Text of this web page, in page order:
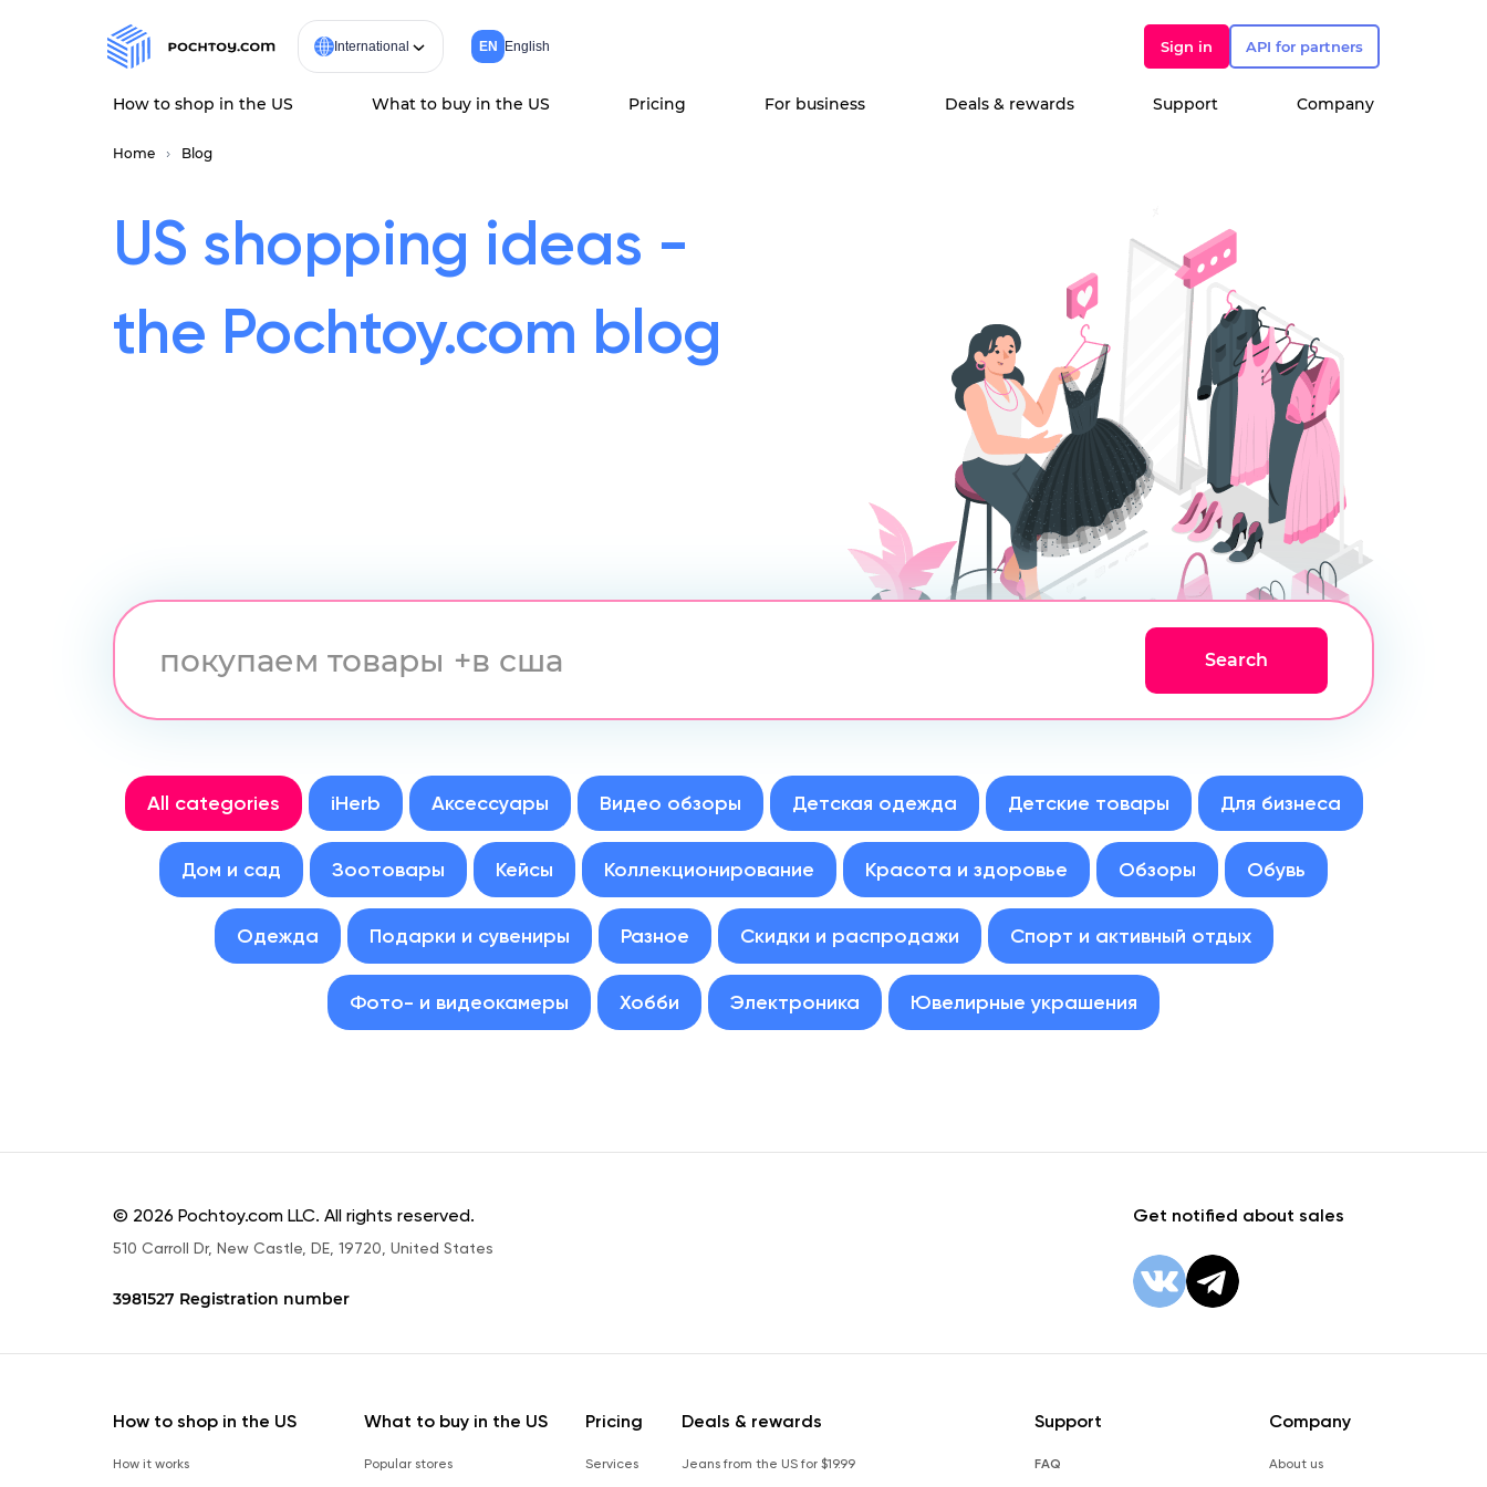
International EN English Sign in API for partners
How to shop in the US What to buy in the US Pricing For business Deals & rewards Support Company
Home Blog
US shopping ideas -
the Pochtoy.com blog
All categories iHerb Аксессуары Видео обзоры Детская одежда Детские товары Для бизнеса
Дом и сад Зоотовары Кейсы Коллекционирование Красота и здоровье Обзоры Обувь
Одежда Подарки и сувениры Разное Скидки и распродажи Спорт и активный отдых
Фото- и видеокамеры Хобби Электроника Ювелирные украшения
© 2026 Pochtoy.com LLC. All rights reserved.
510 Carroll Dr, New Castle, DE, 19720, United States
3981527 Registration number
Get notified about sales
How to shop in the US
How it works
What to buy in the US
Popular stores
Pricing
Services
Deals & rewards
Jeans from the US for $19.99
Support
FAQ
Company
About us